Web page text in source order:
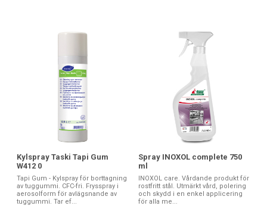
Kylspray Taski Tapi Gum
W412 0
Tapi Gum - Kylspray för borttagning
av tuggummi. CFC-fri. Frysspray i
aerosolform för avlägsnande av
tuggummi. Tar ef...
Spray INOXOL complete 750
ml
INOXOL care. Vårdande produkt för
rostfritt stål. Utmärkt vård, polering
och skydd i en enkel applicering
för alla me...